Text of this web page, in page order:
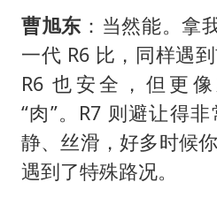
曹旭东 ：当然能。拿
一代 R6 比，同样遇
R6 也安全，但更
“肉”。R7 则避让得
静、丝滑，好多时候
遇到了特殊路况。